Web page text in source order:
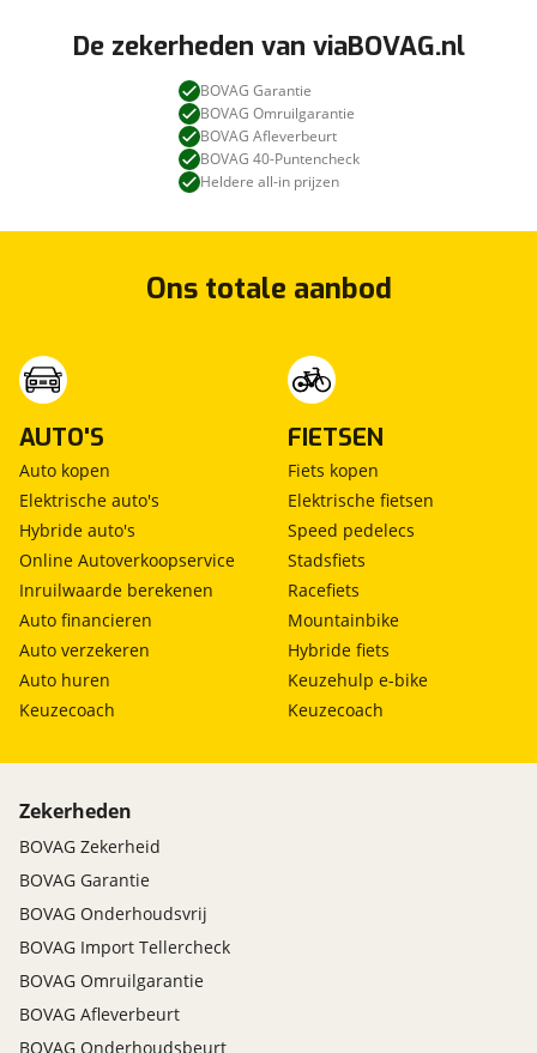
De zekerheden van viaBOVAG.nl
BOVAG Garantie
BOVAG Omruilgarantie
BOVAG Afleverbeurt
BOVAG 40-Puntencheck
Heldere all-in prijzen
Ons totale aanbod
AUTO'S
Auto kopen
Elektrische auto's
Hybride auto's
Online Autoverkoopservice
Inruilwaarde berekenen
Auto financieren
Auto verzekeren
Auto huren
Keuzecoach
FIETSEN
Fiets kopen
Elektrische fietsen
Speed pedelecs
Stadsfiets
Racefiets
Mountainbike
Hybride fiets
Keuzehulp e-bike
Keuzecoach
Zekerheden
BOVAG Zekerheid
BOVAG Garantie
BOVAG Onderhoudsvrij
BOVAG Import Tellercheck
BOVAG Omruilgarantie
BOVAG Afleverbeurt
BOVAG Onderhoudsbeurt